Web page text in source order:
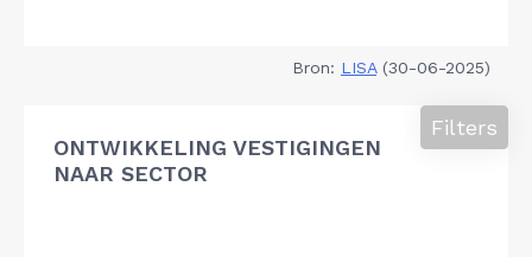
Bron: LISA(30-06-2025)
ONTWIKKELING VESTIGINGEN
NAAR SECTOR
Filters